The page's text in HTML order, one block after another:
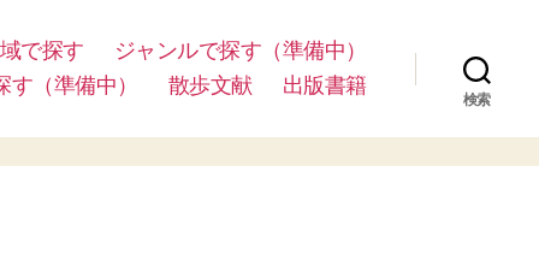
で探す
ジャンルで探す（準備中）
す（準備中）
散歩文献 出版書籍
検索